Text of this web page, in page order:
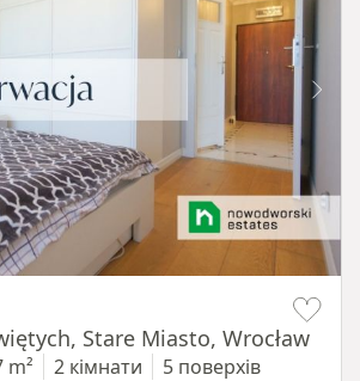
Stare Miasto, Wrocław
m² 2 кімнати 5 поверхів